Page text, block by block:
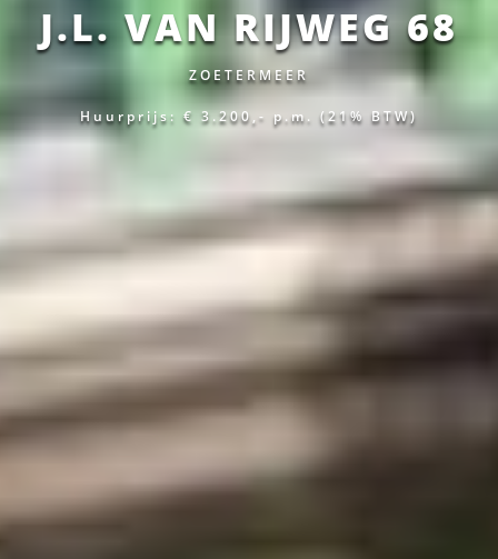
J.L. VAN RIJWEG 68
ZOETERMEER
Huurprijs: € 3.200,- p.m. (21% BTW)